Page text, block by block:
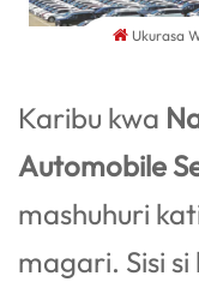
Ukurasa
Karibu kwa
Automobile
mashuhuri
magari. Sisi si